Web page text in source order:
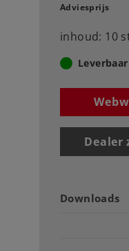
Adviesprijs
inhoud: 10
Dealer
Downloads